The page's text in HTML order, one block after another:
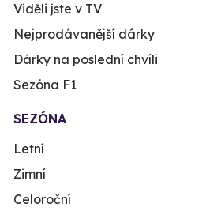
Viděli jste v TV
Nejprodávanější dárky
Dárky na poslední chvíli
Sezóna F1
SEZÓNA
Letní
Zimní
Celoroční